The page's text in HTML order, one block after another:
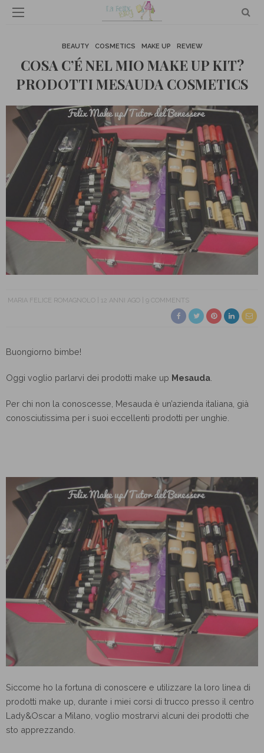
BEAUTY COSMETICS MAKE UP REVIEW
COSA C’É NEL MIO MAKE UP KIT?
PRODOTTI MESAUDA COSMETICS
MARIA FELICE ROMAGNOLO 12 ANNI AGO 9 COMMENTS
Buongiorno bimbe!
Oggi voglio parlarvi dei prodotti make up Mesauda
Per chi non la conoscesse, Mesauda è un’azienda italiana, già
conosciutissima per i suoi eccellenti prodotti per unghie.
Siccome ho la fortuna di conoscere e utilizzare la loro linea di
prodotti make up, durante i miei corsi di trucco presso il centro
Lady&Oscar a Milano, voglio mostrarvi alcuni dei prodotti che
sto apprezzando.